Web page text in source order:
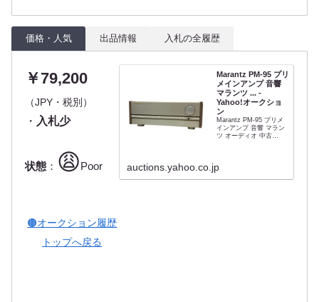
価格・人気 出品情報 入札の全履歴
￥79,200
（JPY・税別）
・ 入札少
状態 ： 😩Poor
🟤オークション履歴
トップへ戻る
Marantz PM-95 プリ
メインアンプ 音響
マランツ ... -
Yahoo!オークショ
ン
Marantz PM-95 プリメ
インアンプ 音響 マラン
ツ オーディオ 中古
MZ01936010183 メーカ
auctions.yahoo.co.jp